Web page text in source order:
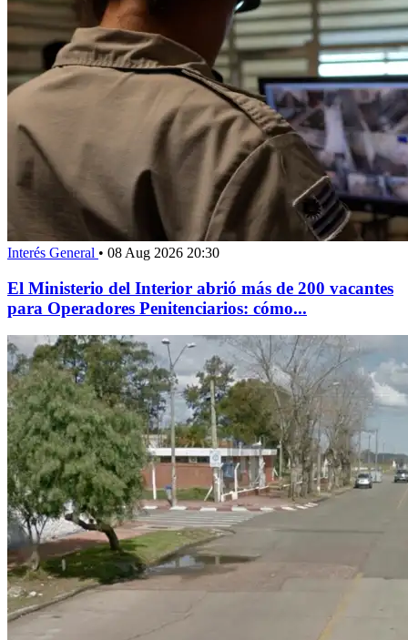
Interés General • 08 Aug 2026 20:30
El Ministerio del Interior abrió más de 200 vacantes
para Operadores Penitenciarios: cómo...